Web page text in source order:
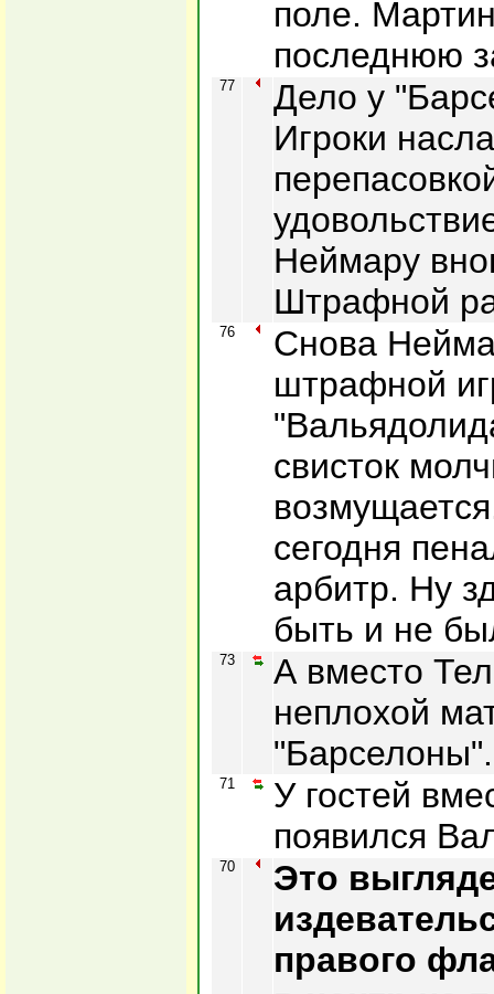
поле.
последнюю
77
Дело у
Игроки
Неймару
Штрафной
76
Снова
штрафной
свисток
сегодня
арбитр. Ну
быть и не
73
А вместо
неплохой
"Барселоны".
71
У гостей
появился
70
Это
правого